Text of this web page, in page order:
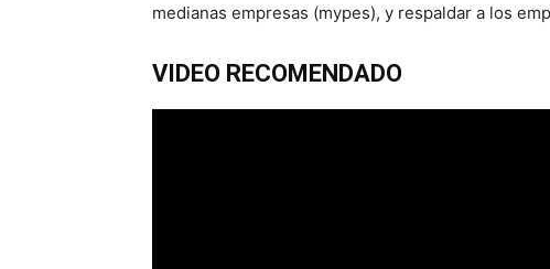
medianas empresas (mypes), y respaldar a los
VIDEO RECOMENDADO